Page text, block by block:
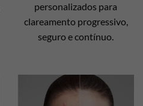
personalizados para
clareamento progressivo,
seguro e contínuo.